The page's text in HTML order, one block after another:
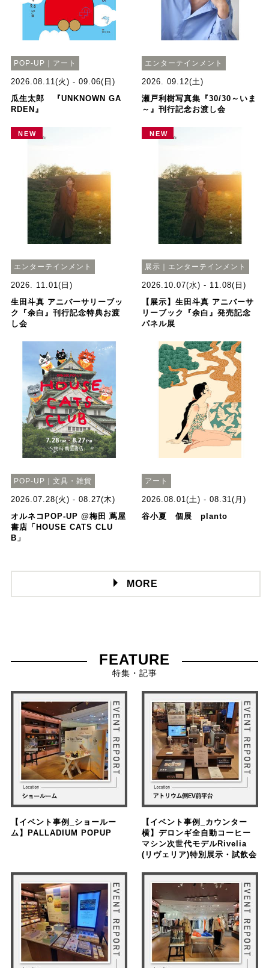
POP-UP｜アート
2026.08.11(火) - 09.06(日)
瓜生太郎 『UNKNOWN GA
RDEN』
エンターテインメント
2026. 09.12(土)
瀬戸利樹写真集『30/30～いま
～』刊行記念お渡し会
NEW
エンターテインメント
2026. 11.01(日)
生田斗真 アニバーサリーブッ
ク『余白』刊行記念特典お渡
し会
NEW
展示｜エンターテインメント
2026.10.07(水) - 11.08(日)
【展示】生田斗真 アニバーサ
リーブック『余白』発売記念
パネル展
POP-UP｜文具・雑貨
2026.07.28(火) - 08.27(木)
オルネコPOP-UP @梅田 蔦屋
書店「HOUSE CATS CLU
B」
アート
2026.08.01(土) - 08.31(月)
谷小夏 個展 planto
MORE
FEATURE
特集・記事
【イベント事例_ショールー
ム】PALLADIUM POPUP
【イベント事例_カウンター
横】デロンギ全自動コーヒー
マシン次世代モデルRivelia
(リヴェリア)特別展示・試飲会